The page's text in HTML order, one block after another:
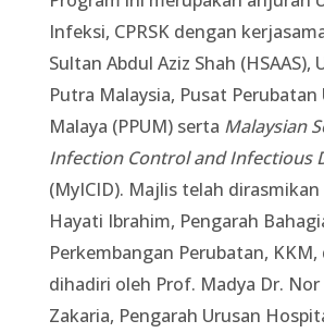
Infeksi, CPRSK dengan
Sultan Abdul Aziz Shah (HSAAS),
Putra Malaysia, Pusat Perubatan
Malaya (PPUM) serta Malaysian
Infection Control and Infectious
(MyICID). Majlis telah
Hayati Ibrahim, Pengarah
Perkembangan Perubatan,
dihadiri oleh Prof. Madya Dr. Nor
Zakaria, Pengarah Urusan